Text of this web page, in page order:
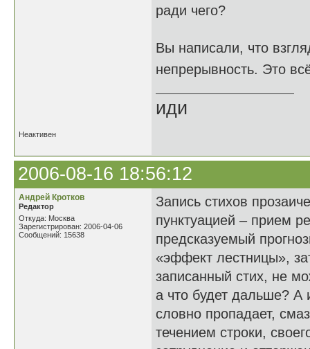
ради чего?
Вы написали, что
непрерывность. Это
иди
Неактивен
2006-08-16 18:56:12
Андрей Кротков
Редактор
Откуда: Москва
Зарегистрирован: 2006-04-06
Сообщений: 15638
Запись стихов
пунктуацией – прием
предсказуемый
«эффект лестницы»,
записанный стих, не
а что будет дальше? А
словно пропадает,
течением строки,